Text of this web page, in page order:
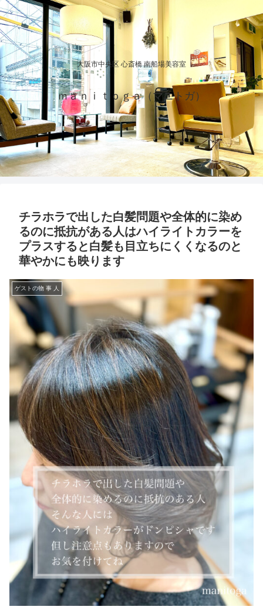
大阪市中央区 心斎橋 南船場美容室
ｍａｎｉｔｏｇａ（マニトガ）
チラホラで出した白髪問題や全体的に染め
るのに抵抗がある人はハイライトカラーを
プラスすると白髪も目立ちにくくなるのと
華やかにも映ります
ゲストの物 事 人